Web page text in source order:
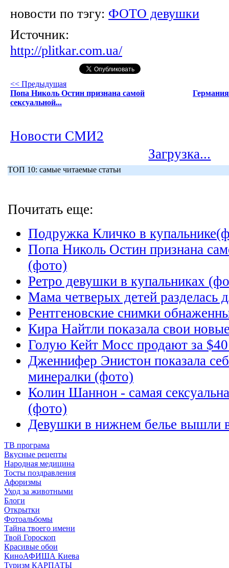
новости по тэгу: ФОТО девушки
Источник:
http://plitkar.com.ua/
<< Предыдущая
Попа Николь Остин признана самой
сексуальной...
Новости СМИ2
Загрузка...
ТОП 10: самые читаемые статьи
Почитать еще:
Подружка Кличко в
Попа Николь Остин признана
(фото)
Ретро девушки в купальниках
Мама четверых детей разделась
Рентгеновские снимки
Кира Найтли показала свои
Голую Кейт Мосс продают за
Дженнифер Энистон показала
минералки (фото)
Колин Шаннон - самая
(фото)
Девушки в нижнем белье вышли
ТВ програма
Вкусные рецепты
Народная медицина
Тосты поздравления
Афоризмы
Уход за животными
Блоги
Открытки
Фотоальбомы
Тайна твоего имени
Твой Гороскоп
Красивые обои
КиноАФИША Киева
Туризм КАРПАТЫ